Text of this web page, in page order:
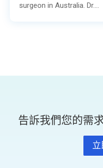
surgeon in Australia. Dr....
告訴我們您的需